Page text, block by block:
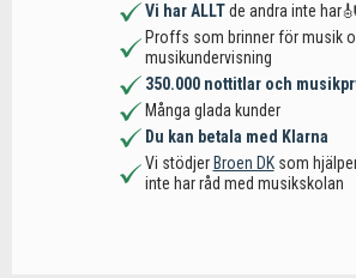
Vi har ALLTde andra inte
Proffs som brinner för musik
musikundervisning
350.000 nottitlar och
Många glada kunder
Du kan betala med Klarna
Vi stödjer Broen DKsom
inte har råd med musikskolan